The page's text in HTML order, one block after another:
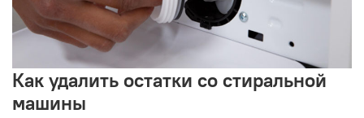
Как удалить остатки со стиральной
машины